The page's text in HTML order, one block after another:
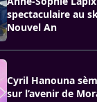
spectaculaire au
Nouvel An
Cyril Hanouna
sur l’avenir de